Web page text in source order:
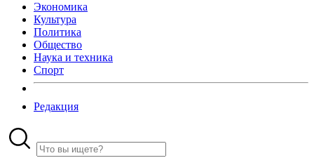
Экономика
Культура
Политика
Общество
Наука и техника
Спорт
Редакция